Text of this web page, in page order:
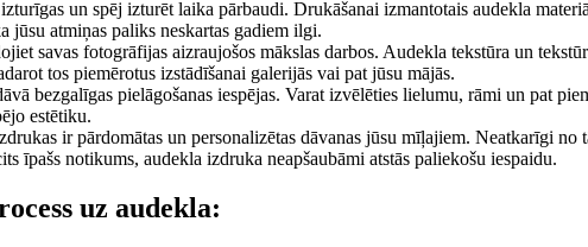
un spēj izturēt laika pārbaudi. Drukāšanai izmantotais audekla
jūsu atmiņas paliks neskartas gadiem ilgi.
savas fotogrāfijas aizraujošos mākslas darbos. Audekla tekstūra un
tos piemērotus izstādīšanai galerijās vai pat jūsu mājās.
bezgalīgas pielāgošanas iespējas. Varat izvēlēties lielumu, rāmi un pat
estētiku.
ir pārdomātas un personalizētas dāvanas jūsu mīļajiem. Neatkarīgi no
īpašs notikums, audekla izdruka neapšaubāmi atstās paliekošu iespaidu.
uz audekla: